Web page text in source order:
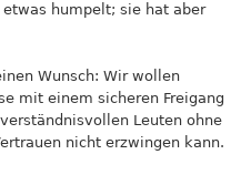
humpelt; sie hat aber
Wunsch: Wir wollen
mit einem sicheren Freigang
Leuten ohne
nicht erzwingen kann.